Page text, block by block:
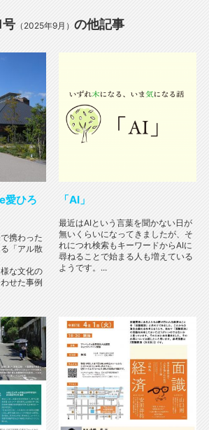
（2025年9月） の他記事
愛ひろ
携わった
「アル散
な文化の
せた事例
「AI」
最近はAIという言葉を聞かない日が
無いくらいになってきましたが、そ
れにつれ検索もキーワードからAIに
尋ねることで始まる人も増えている
ようです。...